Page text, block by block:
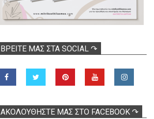
ΒΡΕΊΤΕ ΜΑΣ ΣΤΑ SOCIAL ↷
ΑΚΟΛOΥΘΉΣΤΕ ΜΑΣ ΣΤΟ FACEBOOK ↷